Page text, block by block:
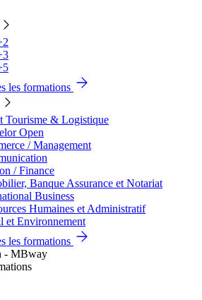
les formations
Tourisme & Logistique
Open
/ Management
/ Finance
Banque Assurance et Notariat
Business
Humaines et Administratif
et Environnement
les formations